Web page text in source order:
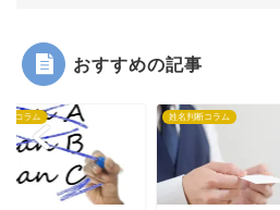
おすすめの記事
姓名判断コラム